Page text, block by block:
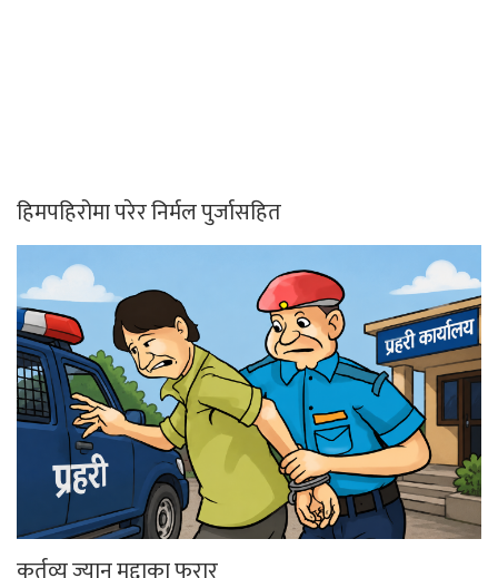
हिमपहिरोमा परेर निर्मल पुर्जासहित